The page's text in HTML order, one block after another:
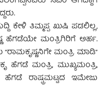
ಕೇಳಿ ತಿಮ್ಮಪ್ಪ ಖುಷಿ ಪಡಲಿಲ್ಲ,
ಹೆಗಡೆಯೇ ಮಂತ್ರಿಗಿರಿಗೆ ಅರ್ಹ.
ಮಂತ್ರಿ ಮಾಡಿ”
ಹೆಗಡೆ ಮಂತ್ರಿ, ಮುಖ್ಯಮಂತ್ರಿ,
ರಾಷ್ಟ್ರಮಟ್ಟದ ಇಮೇಜು